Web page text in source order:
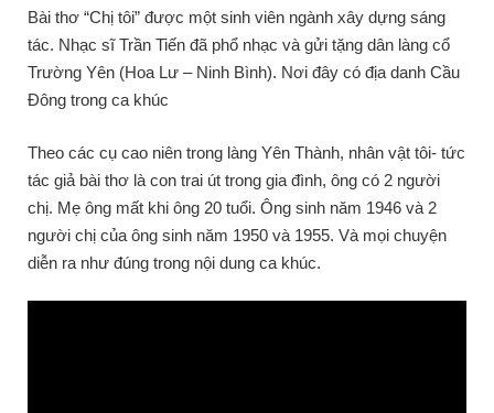
Bài thơ “Chị tôi” được một sinh viên ngành xây dựng sáng
tác. Nhạc sĩ Trần Tiến đã phổ nhạc và gửi tặng dân làng cổ
Trường Yên (Hoa Lư – Ninh Bình). Nơi đây có địa danh Cầu
Đông trong ca khúc
Theo các cụ cao niên trong làng Yên Thành, nhân vật tôi- tức
tác giả bài thơ là con trai út trong gia đình, ông có 2 người
chị. Mẹ ông mất khi ông 20 tuổi. Ông sinh năm 1946 và 2
người chị của ông sinh năm 1950 và 1955. Và mọi chuyện
diễn ra như đúng trong nội dung ca khúc.